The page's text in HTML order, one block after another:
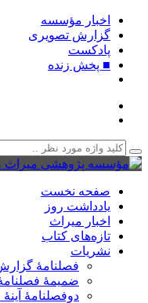
اخبار مؤسسه
گزارش تصویری
پادکست‌
■ پخش زنده
صفحه نخست
یادداشت روز
اخبار میراث
تازه‌های کتاب
نشریات
فصلنامۀ
ضمیمۀ
دوفصلنامۀ